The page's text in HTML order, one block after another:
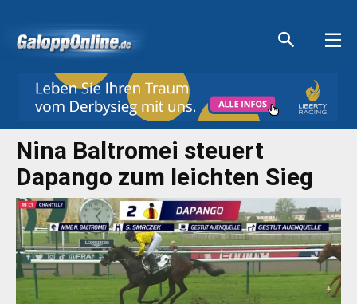
Nina Baltromei steuert
Dapango zum leichten Sieg